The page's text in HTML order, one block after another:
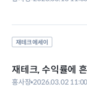
재테크 에세이
재테크, 수익률에
홍사장 2026.03.02 11:00